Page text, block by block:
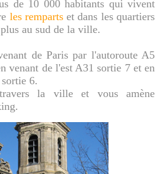
de 10 000 habitants qui vivent
les rempartset dans les quartiers
au sud de la ville.
de Paris par l'autoroute A5
venant de l'est A31 sortie 7 et en
6.
la ville et vous amène